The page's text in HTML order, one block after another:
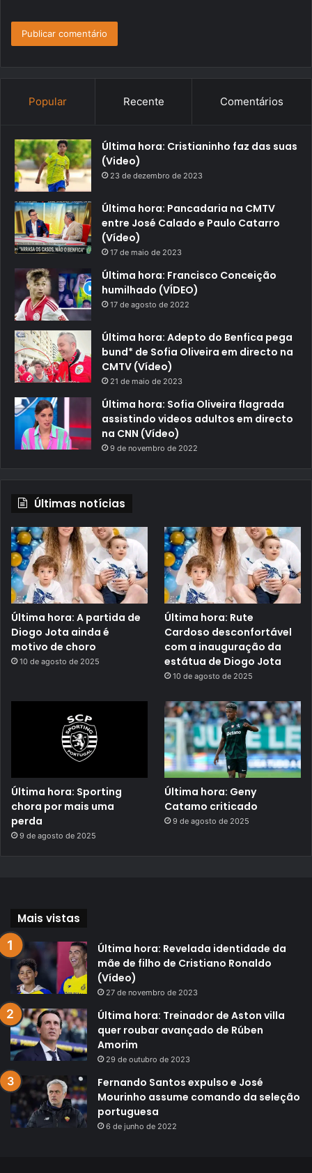
Popular Recente Comentários
Última hora: Cristianinho faz das suas
(Video)
23 de dezembro de 2023
Última hora: Pancadaria na CMTV
entre José Calado e Paulo Catarro
(Vídeo)
17 de maio de 2023
Última hora: Francisco Conceição
humilhado (VÍDEO)
17 de agosto de 2022
Última hora: Adepto do Benfica pega
bund* de Sofia Oliveira em directo na
CMTV (Vídeo)
21 de maio de 2023
Última hora: Sofia Oliveira flagrada
assistindo videos adultos em directo
na CNN (Vídeo)
9 de novembro de 2022
Últimas notícias
Última hora: A partida de
Diogo Jota ainda é
motivo de choro
10 de agosto de 2025
Última hora: Rute
Cardoso desconfortável
com a inauguração da
estátua de Diogo Jota
10 de agosto de 2025
Última hora: Sporting
chora por mais uma
perda
9 de agosto de 2025
Última hora: Geny
Catamo criticado
9 de agosto de 2025
Mais vistas
Última hora: Revelada identidade da
mãe de filho de Cristiano Ronaldo
(Vídeo)
27 de novembro de 2023
Última hora: Treinador de Aston villa
quer roubar avançado de Rúben
Amorim
29 de outubro de 2023
Fernando Santos expulso e José
Mourinho assume comando da seleção
portuguesa
6 de junho de 2022